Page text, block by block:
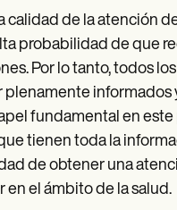
calidad de la atención
probabilidad de que
Por lo tanto, todos
informados
fundamental en este
tienen toda la
de obtener una
en el ámbito de la salud.